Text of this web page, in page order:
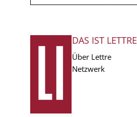
FUSSZEILE
DAS IST LETTRE
Über Lettre
Netzwerk